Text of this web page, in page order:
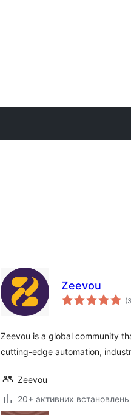
Zeevou
(3
Zeevou is a global community
cutting-edge automation,
Zeevou
20+ активних встановлень